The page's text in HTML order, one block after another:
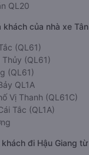
QL20
khách của nhà xe
(QL61)
Thủy (QL61)
(QL61)
QL1A
Vị Thanh (QL61C)
Tắc (QL1A)
đi Hậu Giang